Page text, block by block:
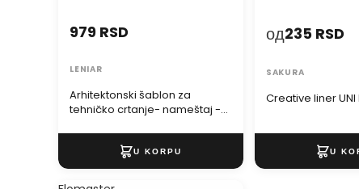
Arhitektonski šablon za
tehničko crtanje- nameštaj -
979 RSD
LENIAR
Creative liner UNI
од235 RSD
SAKURA